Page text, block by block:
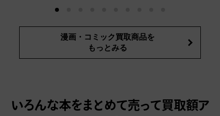
漫画・コミック買取商品を
もっとみる
いろんな本をまとめて売って買取額ア